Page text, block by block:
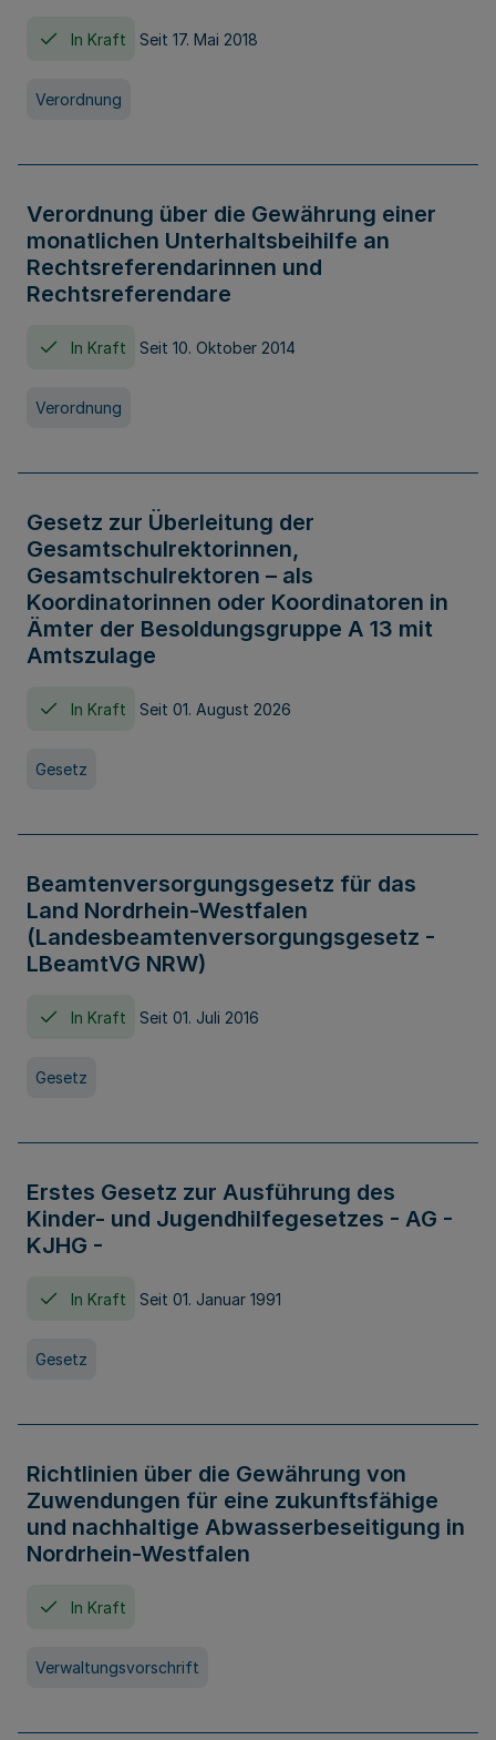
In Kraft Seit 17. Mai 2018
Verordnung
Verordnung über die Gewährung einer
monatlichen Unterhaltsbeihilfe an
Rechtsreferendarinnen und
Rechtsreferendare
In Kraft Seit 10. Oktober 2014
Verordnung
Gesetz zur Überleitung der
Gesamtschulrektorinnen,
Gesamtschulrektoren – als
Koordinatorinnen oder Koordinatoren in
Ämter der Besoldungsgruppe A 13 mit
Amtszulage
In Kraft Seit 01. August 2026
Gesetz
Beamtenversorgungsgesetz für das
Land Nordrhein-Westfalen
(Landesbeamtenversorgungsgesetz -
LBeamtVG NRW)
In Kraft Seit 01. Juli 2016
Gesetz
Erstes Gesetz zur Ausführung des
Kinder- und Jugendhilfegesetzes - AG -
KJHG -
In Kraft Seit 01. Januar 1991
Gesetz
Richtlinien über die Gewährung von
Zuwendungen für eine zukunftsfähige
und nachhaltige Abwasserbeseitigung in
Nordrhein-Westfalen
In Kraft
Verwaltungsvorschrift